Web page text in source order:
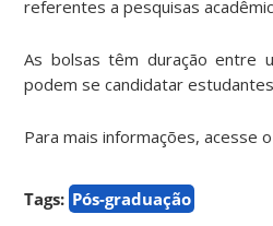
referentes a pesquisas
As bolsas têm duração entre
podem se candidatar
Para mais informações, acesse o
Tags: Pós-graduação